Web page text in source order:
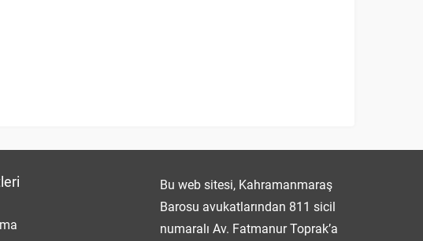
Bu web sitesi, Kahramanmaraş
Barosu avukatlarından 811 sicil
numaralı Av. Fatmanur Toprak’a